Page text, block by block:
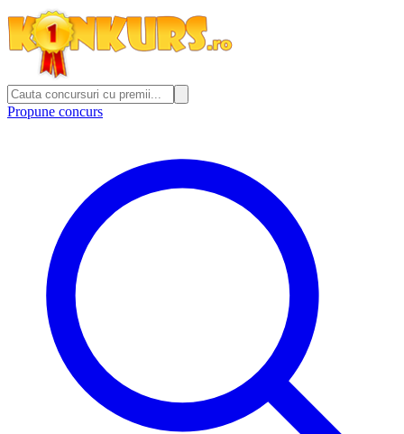
Propune concurs